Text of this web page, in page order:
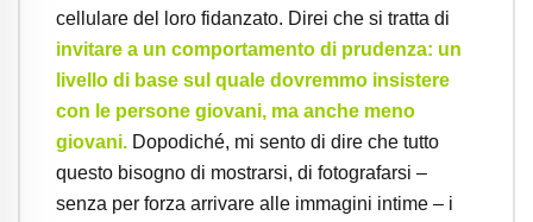
cellulare del loro fidanzato. Direi che si tratta di
invitare a un comportamento di prudenza: un
livello di base sul quale dovremmo insistere
con le persone giovani, ma anche meno
giovani. Dopodiché, mi sento di dire che tutto
questo bisogno di mostrarsi, di fotografarsi –
senza per forza arrivare alle immagini intime – i